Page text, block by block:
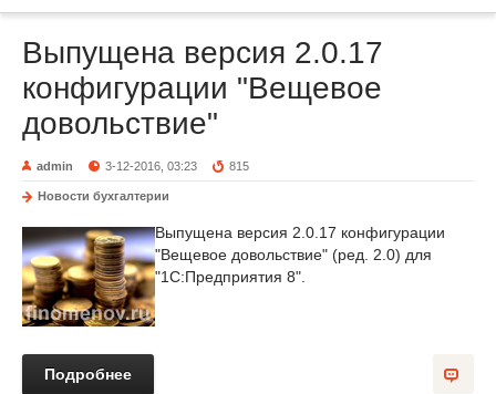
Выпущена версия 2.0.17
конфигурации "Вещевое
довольствие"
admin 3-12-2016, 03:23 815
Новости бухгалтерии
Выпущена версия 2.0.17 конфигурации
"Вещевое довольствие" (ред. 2.0) для
"1С:Предприятия 8".
Подробнее